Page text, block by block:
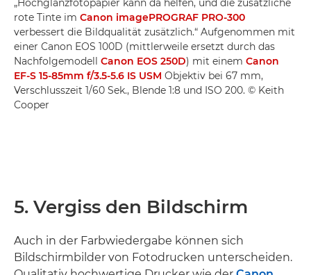
„Hochglanzfotopapier kann da helfen, und die zusätzliche
rote Tinte im Canon imagePROGRAF PRO-300
verbessert die Bildqualität zusätzlich.“ Aufgenommen mit
einer Canon EOS 100D (mittlerweile ersetzt durch das
Nachfolgemodell Canon EOS 250D) mit einem Canon
EF-S 15-85mm f/3.5-5.6 IS USM Objektiv bei 67 mm,
Verschlusszeit 1/60 Sek., Blende 1:8 und ISO 200. © Keith
Cooper
5. Vergiss den Bildschirm
Auch in der Farbwiedergabe können sich
Bildschirmbilder von Fotodrucken unterscheiden.